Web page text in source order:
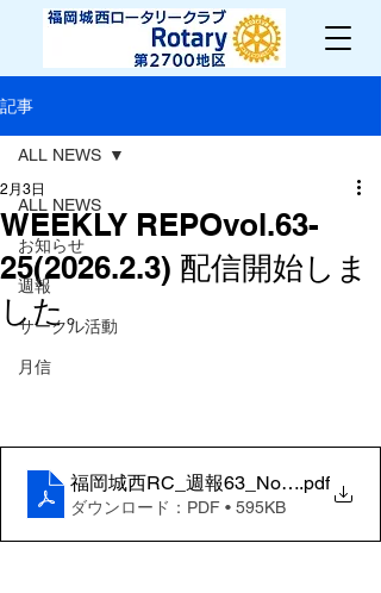
記事
ALL NEWS
お知らせ
週報
サークル活動
月信
ALL NEWS
WEEKLY REPOvol.63-
25(2026.2.3) 配信開始しま
した。
2月3日
福岡城西RC_週報63_No.25.pdf
ダウンロード：PDF • 595KB